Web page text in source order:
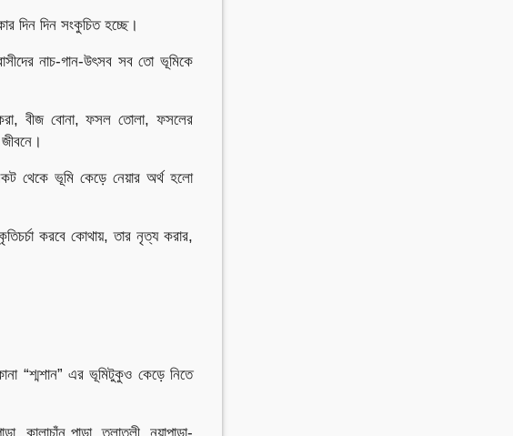
দিন দিন সংকুচিত হচ্ছে।
নাচ-গান-উৎসব সব তো ভূমিকে
বীজ বোনা, ফসল তোলা, ফসলের
থেকে ভূমি কেড়ে নেয়ার অর্থ হলো
করবে কোথায়, তার নৃত্য করার,
“শ্মশান” এর ভূমিটুকুও কেড়ে নিতে